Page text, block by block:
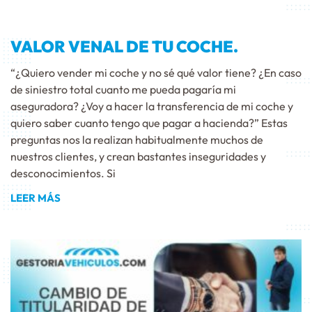
VALOR VENAL DE TU COCHE.
“¿Quiero vender mi coche y no sé qué valor tiene? ¿En caso
de siniestro total cuanto me pueda pagaría mi
aseguradora? ¿Voy a hacer la transferencia de mi coche y
quiero saber cuanto tengo que pagar a hacienda?” Estas
preguntas nos la realizan habitualmente muchos de
nuestros clientes, y crean bastantes inseguridades y
desconocimientos. Si
LEER MÁS